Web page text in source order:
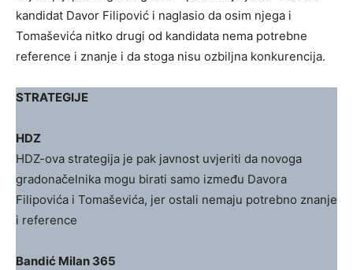
kandidat Davor Filipović i naglasio da osim njega i
Tomaševića nitko drugi od kandidata nema potrebne
reference i znanje i da stoga nisu ozbiljna konkurencija.
STRATEGIJE
HDZ
HDZ-ova strategija je pak javnost uvjeriti da novoga
gradonačelnika mogu birati samo između Davora
Filipovića i Tomaševića, jer ostali nemaju potrebno znanje
i reference
Bandić Milan 365